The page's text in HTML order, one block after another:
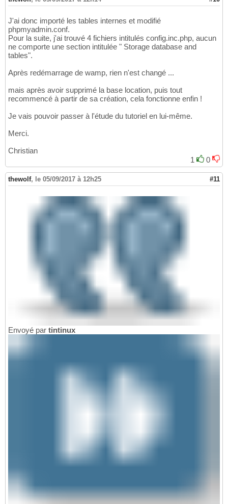
J'ai donc importé les tables internes et modifié
phpmyadmin.conf.
Pour la suite, j'ai trouvé 4 fichiers intitulés config.inc.php, aucun
ne comporte une section intitulée " Storage database and
tables".
Après redémarrage de wamp, rien n'est changé ...
mais après avoir supprimé la base location, puis tout
recommencé à partir de sa création, cela fonctionne enfin !
Je vais pouvoir passer à l'étude du tutoriel en lui-même.
Merci.
Christian
1
0
thewolf, le 05/09/2017 à 12h25 #11
Envoyé par tintinux